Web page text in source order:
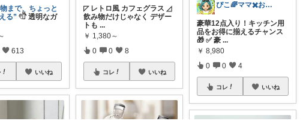
まで、ちょっと
る” 𓏲𓎨 透明なガ
613
いいね
◸ レトロ風 カフェグラス ◿
飲み物だけじゃなく デザー
トも ...
￥ 1,380～
0 0 8
コレ いいね
ぴこ🌈ママ✖️お洒落✖️お得
豪華12点入り！キッチン用
品をお得に揃えるチャンス
🎁 ✅ 豪 ...
￥ 8,980
0 0 4
コレ いいね